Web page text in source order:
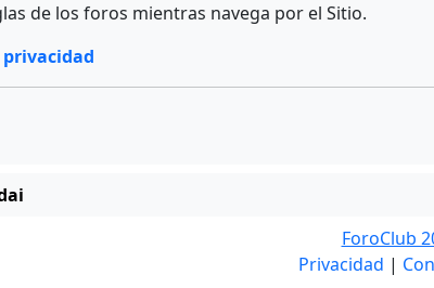
de los foros mientras navega por el Sitio.
ForoClub
Privacidad |